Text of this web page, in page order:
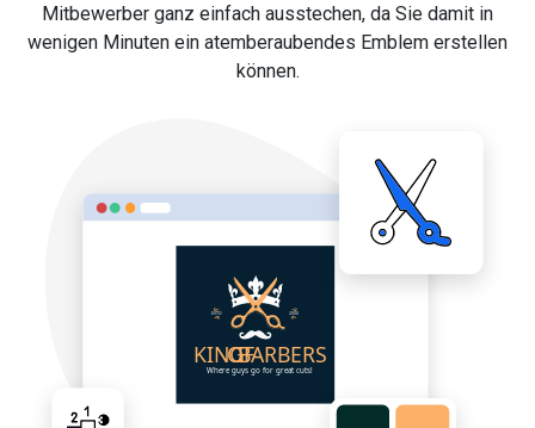
Mitbewerber ganz einfach ausstechen, da Sie damit in
wenigen Minuten ein atemberaubendes Emblem erstellen
können.